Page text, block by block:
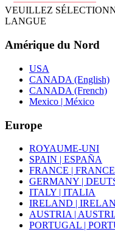
VEUILLEZ
LANGUE
Amérique du Nord
USA
CANADA (English)
CANADA (French)
Mexico | México
Europe
ROYAUME-UNI
SPAIN | ESPAÑA
FRANCE | FRANCE
GERMANY |
ITALY | ITALIA
IRELAND |
AUSTRIA |
PORTUGAL |